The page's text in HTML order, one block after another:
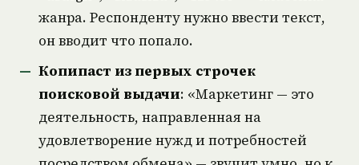
жанра. Респонденту нужно ввести текст,
он вводит что попало.
Копипаст из первых строчек
поисковой выдачи: «Маркетинг — это
деятельность, направленная на
удовлетворение нужд и потребностей